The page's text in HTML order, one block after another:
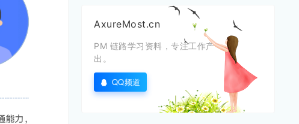
AxureMost.cn
PM 链路学习资料，专注工作产
出。
QQ频道